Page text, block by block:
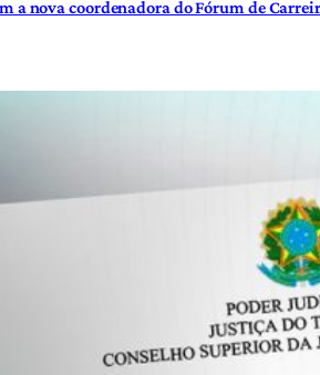
a nova coordenadora do Fórum de